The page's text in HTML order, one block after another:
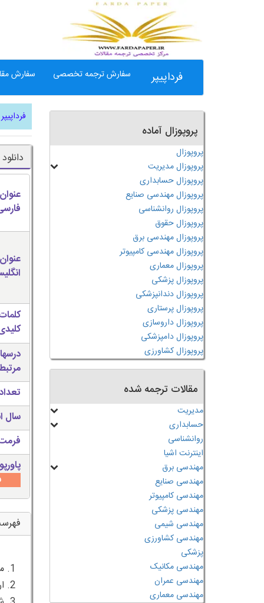
فرداپیپر سفارش ترجمه تخصصی سفارش
فرداپیپر
عنوان
عنوان
سال
پروپوزال آماده
پروپوزال
پروپوزال مدیریت
پروپوزال حسابداری
پروپوزال مهندسی صنایع
پروپوزال روانشناسی
پروپوزال حقوق
پروپوزال مهندسی برق
پروپوزال مهندسی کامپیوتر
پروپوزال معماری
پروپوزال پزشکی
پروپوزال دندانپزشکی
پروپوزال پرستاری
پروپوزال داروسازی
پروپوزال دامپزشکی
پروپوزال کشاورزی
مقالات ترجمه شده
مدیریت
حسابداری
روانشناسی
اینترنت اشیا
مهندسی برق
مهندسی صنایع
مهندسی کامپیوتر
مهندسی پزشکی
مهندسی شیمی
مهندسی کشاورزی
پزشکی
مهندسی مکانیک
مهندسی عمران
مهندسی معماری